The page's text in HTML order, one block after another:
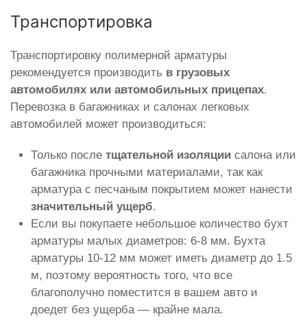
Транспортировка
Транспортировку полимерной арматуры
рекомендуется производить в грузовых
автомобилях или автомобильных прицепах.
Перевозка в багажниках и салонах легковых
автомобилей может производиться:
Только после тщательной изоляции салона или
багажника прочными материалами, так как
арматура с песчаным покрытием может нанести
значительный ущерб.
Если вы покупаете небольшое количество бухт
арматуры малых диаметров: 6-8 мм. Бухта
арматуры 10-12 мм может иметь диаметр до 1.5
м, поэтому вероятность того, что все
благополучно поместится в вашем авто и
доедет без ущерба — крайне мала.